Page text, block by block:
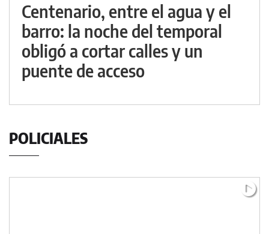
Centenario, entre el agua y el
barro: la noche del temporal
obligó a cortar calles y un
puente de acceso
POLICIALES